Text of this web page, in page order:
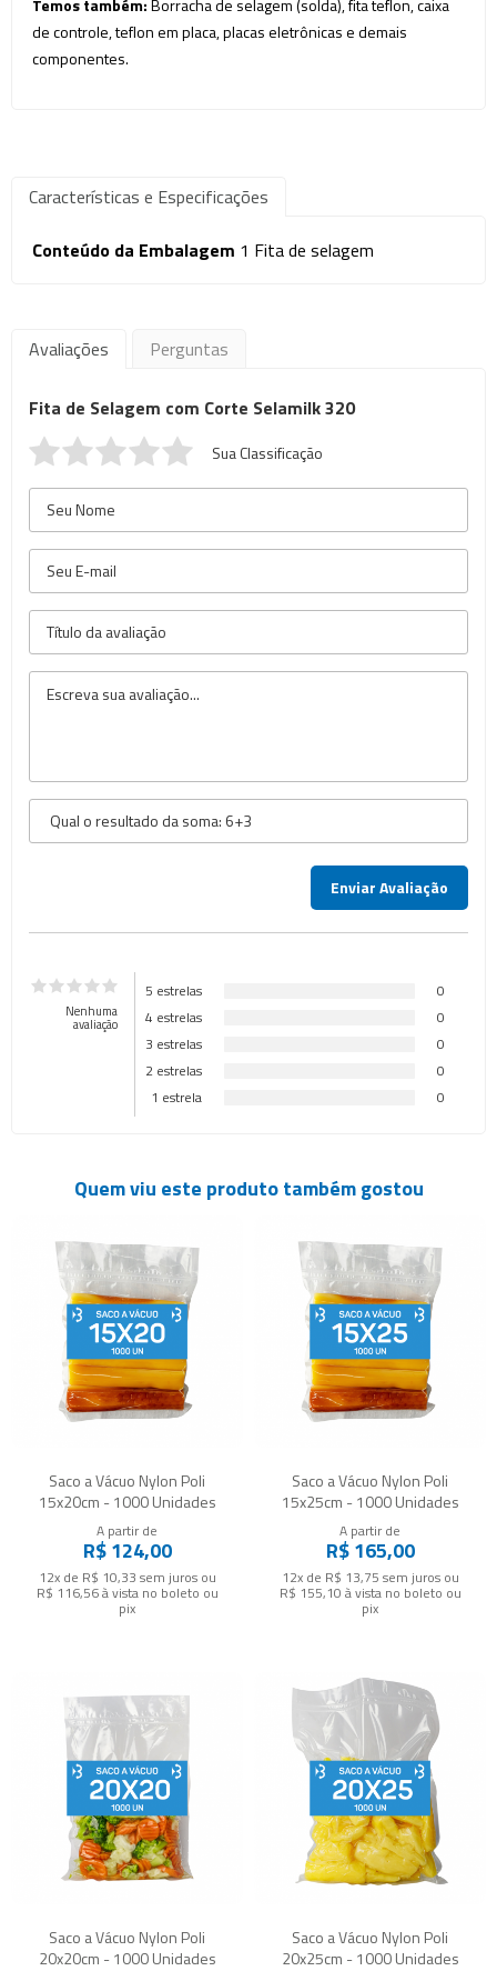
de controle, teflon em placa, placas eletrônicas e demais
componentes.
Características e Especificações
Conteúdo da Embalagem 1 Fita de selagem
Avaliações Perguntas
Fita de Selagem com Corte Selamilk 320
Sua Classificação
Nenhuma
avaliação
5 estrelas
0
4 estrelas
0
3 estrelas
0
2 estrelas
0
1 estrela
0
Quem viu este produto também gostou
Saco a Vácuo Nylon Poli
15x20cm - 1000 Unidades
A partir de
R$ 124,00
12x de R$ 10,33 sem jurosou
R$ 116,56à vista no boleto ou
pix
Saco a Vácuo Nylon Poli
15x25cm - 1000 Unidades
A partir de
R$ 165,00
12x de R$ 13,75 sem jurosou
R$ 155,10 à vista no boleto ou
pix
Saco a Vácuo Nylon Poli
20x20cm - 1000 Unidades
Saco a Vácuo Nylon Poli
20x25cm - 1000 Unidades